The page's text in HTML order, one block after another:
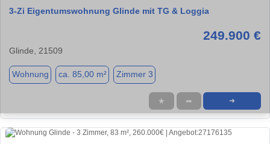
3-Zi Eigentumswohnung Glinde mit TG & Loggia
249.900 €
Glinde, 21509
Wohnung ca. 85,00 m² Zimmer 3
★ ➦ ➜